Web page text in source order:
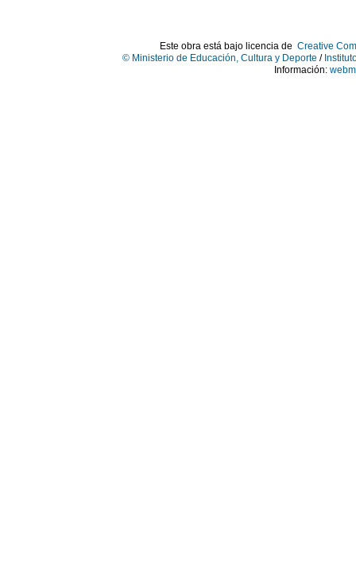
Este obra está bajo licencia de Creative
© Ministerio de Educación, Cultura y Deporte /
Información: